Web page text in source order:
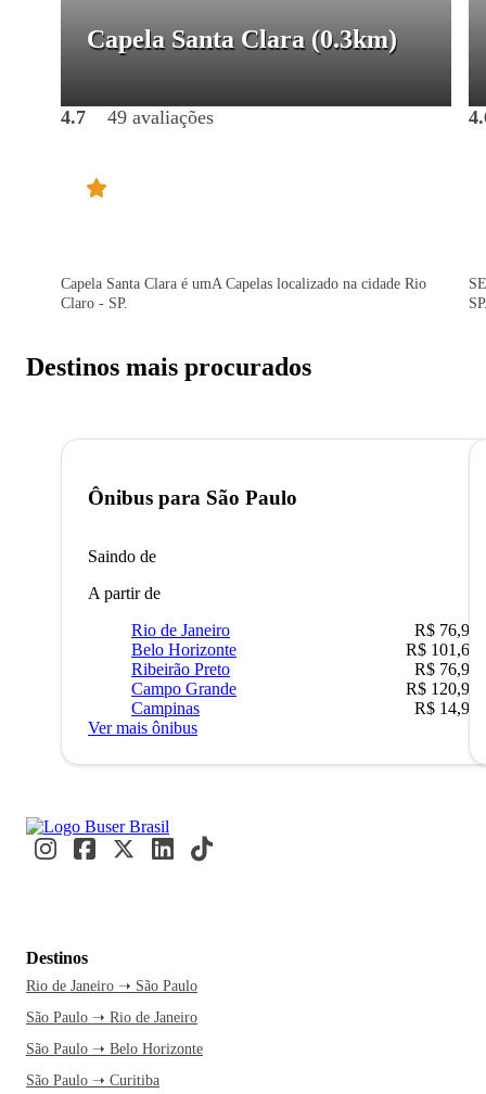
Capela Santa Clara (0.3km)
4.7 49 avaliações
Capela Santa Clara é umA Capelas localizado na cidade Rio
Claro - SP.
Destinos mais procurados
Ônibus para São Paulo
Saindo de
A partir de
Rio de Janeiro
R$ 76,90
Belo Horizonte
R$ 101,67
Ribeirão Preto
R$ 76,90
Campo Grande
R$ 120,90
Campinas
R$ 14,90
Ver mais ônibus
Destinos
Rio de Janeiro ➝ São Paulo
São Paulo ➝ Rio de Janeiro
São Paulo ➝ Belo Horizonte
São Paulo ➝ Curitiba